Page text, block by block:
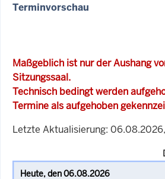
Terminvorschau
Maßgeblich ist nur der Aushang
Sitzungssaal.
Technisch bedingt werden
Termine als aufgehoben
Letzte Aktualisierung: